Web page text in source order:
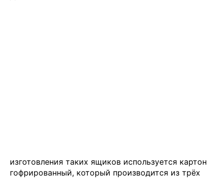
изготовления таких ящиков используется картон
гофрированный, который производится из трёх